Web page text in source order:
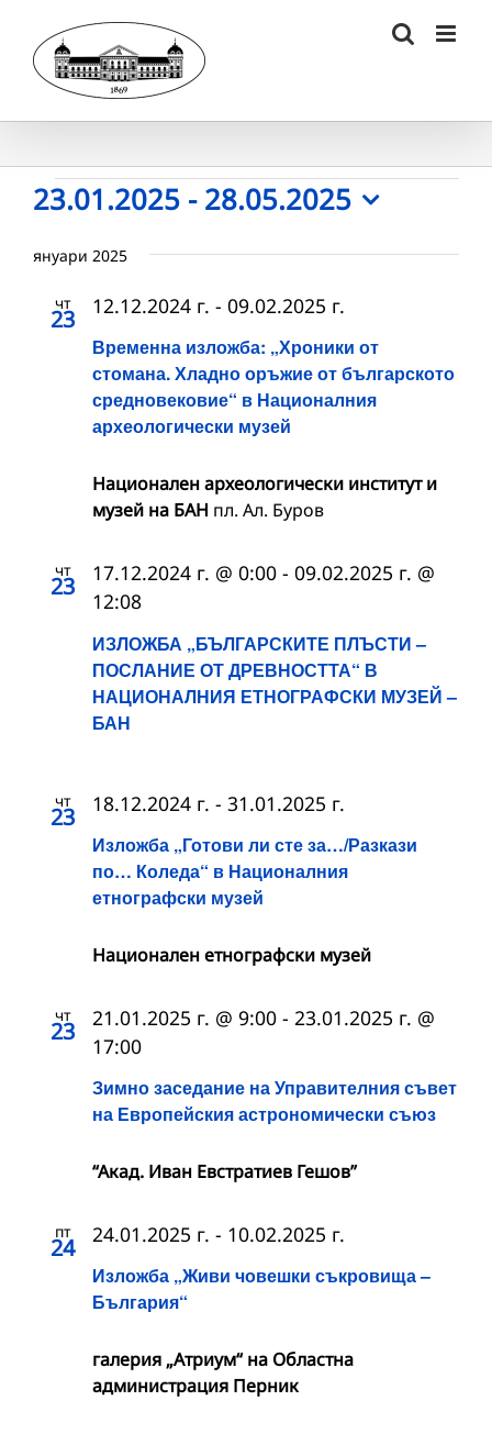
content
Събития
23.01.2025 - 28.05.2025
date.
януари 2025
чт
23
Временна изложба: „Хроники от
стомана. Хладно оръжие от българското
средновековие“ в Националния
археологически музей
12.12.2024 г. - 09.02.2025 г.
Национален археологически институт и
музей на БАН пл. Ал. Буров
чт
23
ИЗЛОЖБА „БЪЛГАРСКИТЕ ПЛЪСТИ –
ПОСЛАНИЕ ОТ ДРЕВНОСТТА“ В
НАЦИОНАЛНИЯ ЕТНОГРАФСКИ МУЗЕЙ –
БАН
17.12.2024 г. @ 0:00 - 09.02.2025 г. @
12:08
чт
23
Изложба „Готови ли сте за…/Разкази
по… Коледа“ в Националния
етнографски музей
18.12.2024 г. - 31.01.2025 г.
Национален етнографски музей
чт
23
Зимно заседание на Управителния съвет
на Европейския астрономически съюз
21.01.2025 г. @ 9:00 - 23.01.2025 г. @
17:00
“Акад. Иван Евстратиев Гешов”
пт
24
Изложба „Живи човешки съкровища –
България“
24.01.2025 г. - 10.02.2025 г.
галерия „Атриум“ на Областна
администрация Перник